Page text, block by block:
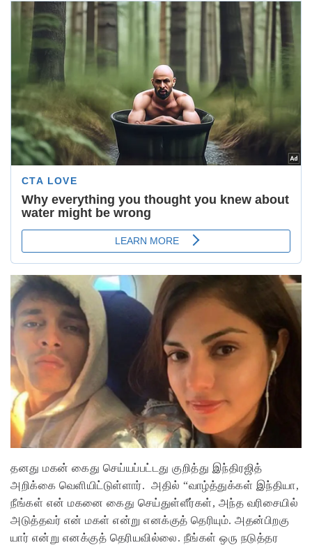
தனது மகன் கைது செய்யப்பட்டது குறித்து இந்திரஜித்
அறிக்கை வெளியிட்டுள்ளார். அதில் “வாழ்த்துக்கள் இந்தியா,
நீங்கள் என் மகனை கைது செய்துள்ளீர்கள், அந்த வரிசையில்
அடுத்தவர் என் மகள் என்று எனக்குத் தெரியும். அதன்பிறகு
யார் என்று எனக்குத் தெரியவில்லை. நீங்கள் ஒரு நடுத்தர